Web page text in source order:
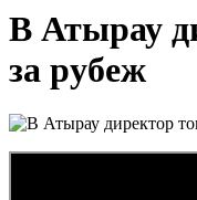
В Атырау
за рубеж